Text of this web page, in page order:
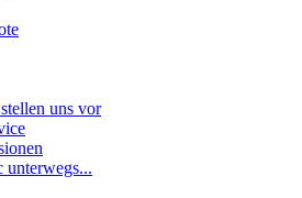
uns vor
unterwegs...